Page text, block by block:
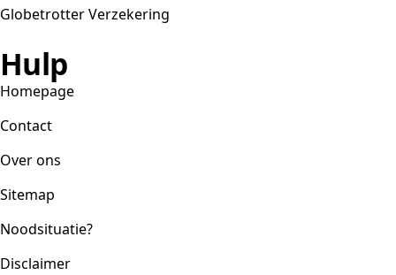
Globetrotter Verzekering
Hulp
Homepage
Contact
Over ons
Sitemap
Noodsituatie?
Disclaimer